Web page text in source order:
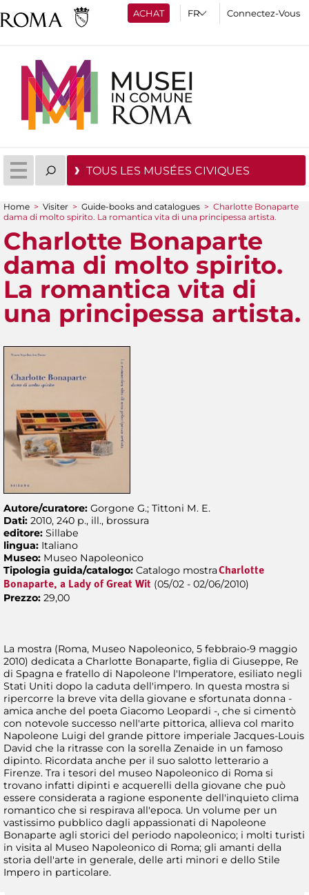
ACHAT Connectez-Vous
TOUS LES MUSÉES CIVIQUES
You are here
Home > Visiter > Guide-books and catalogues > Charlotte Bonaparte
dama di molto spirito. La romantica vita di una principessa artista.
Charlotte Bonaparte
dama di molto spirito.
La romantica vita di
una principessa artista.
Autore/curatore: Gorgone G.; Tittoni M. E.
Dati: 2010, 240 p., ill., brossura
editore: Sillabe
lingua: Italiano
Museo: Museo Napoleonico
Tipologia guida/catalogo: Catalogo mostraCharlotte
Bonaparte, a Lady of Great Wit (05/02 - 02/06/2010)
Prezzo: 29,00
La mostra (Roma, Museo Napoleonico, 5 febbraio-9 maggio
2010) dedicata a Charlotte Bonaparte, figlia di Giuseppe, Re
di Spagna e fratello di Napoleone l'Imperatore, esiliato negli
Stati Uniti dopo la caduta dell'impero. In questa mostra si
ripercorre la breve vita della giovane e sfortunata donna -
amica anche del poeta Giacomo Leopardi -, che si cimentò
con notevole successo nell'arte pittorica, allieva col marito
Napoleone Luigi del grande pittore imperiale Jacques-Louis
David che la ritrasse con la sorella Zenaide in un famoso
dipinto. Ricordata anche per il suo salotto letterario a
Firenze. Tra i tesori del museo Napoleonico di Roma si
trovano infatti dipinti e acquerelli della giovane che può
essere considerata a ragione esponente dell'inquieto clima
romantico che si respirava all'epoca. Un volume per un
vastissimo pubblico dagli appassionati di Napoleone
Bonaparte agli storici del periodo napoleonico; i molti turisti
in visita al Museo Napoleonico di Roma; gli amanti della
storia dell'arte in generale, delle arti minori e dello Stile
Impero in particolare.